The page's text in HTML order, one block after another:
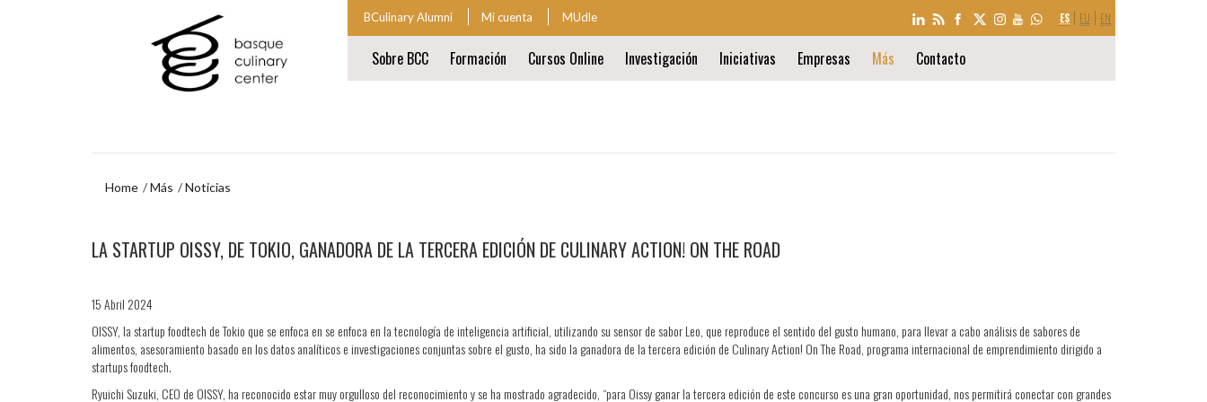
SELECCIÓN
DE
ES EU EN
BCulinary Alumni Mi cuenta MUdle
navegación
Sobre BCC Formación Cursos Online Investigación Iniciativas Empresas Más
Contacto
navegación
Home Más Noticias
navegación
LA STARTUP OISSY, DE TOKIO, GANADORA DE LA TERCERA EDICIÓN DE CULINARY ACTION! ON THE ROAD
15 Abril 2024
OISSY, la startup foodtech de Tokio que se enfoca en se enfoca en la tecnología de inteligencia artificial, utilizando su sensor de sabor Leo, que reproduce el sentido del gusto humano, para llevar a cabo análisis de sabores de
alimentos, asesoramiento basado en los datos analíticos e investigaciones conjuntas sobre el gusto, ha sido la ganadora de la tercera edición de Culinary Action! On The Road, programa internacional de emprendimiento dirigido a
startups foodtech.
Ryuichi Suzuki, CEO de OISSY, ha reconocido estar muy orgulloso del reconocimiento y se ha mostrado agradecido, “para Oissy ganar la tercera edición de este concurso es una gran oportunidad, nos permitirá conectar con grandes